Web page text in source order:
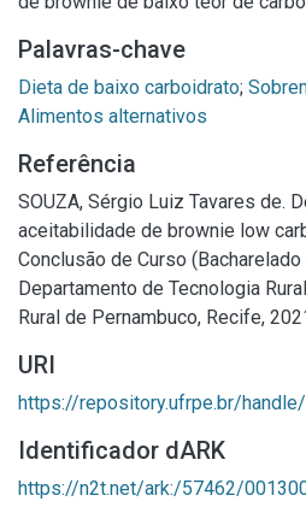
Palavras-chave
Dieta de baixo carboidrato;
Alimentos alternativos
Referência
SOUZA, Sérgio Luiz Tavares de.
aceitabilidade de brownie low
Conclusão de Curso
Departamento de Tecnologia
Rural de Pernambuco, Recife,
URI
https://repository.ufrpe.br/
Identificador dARK
https://n2t.net/ark:/57462/